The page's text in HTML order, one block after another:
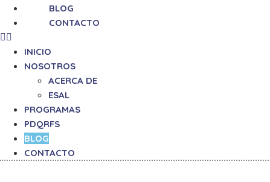
BLOG
CONTACTO
INICIO
NOSOTROS
ACERCA DE
ESAL
PROGRAMAS
PDQRFS
BLOG
CONTACTO